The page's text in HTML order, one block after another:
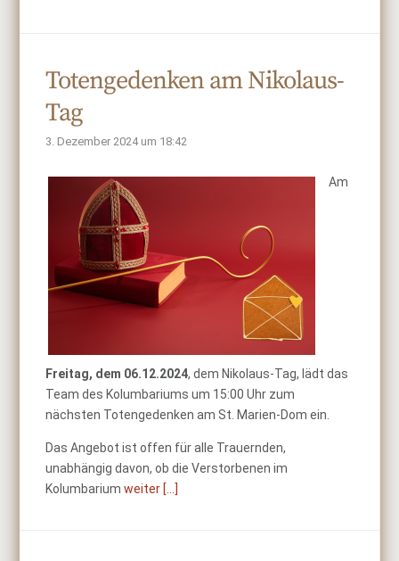
Totengedenken am Nikolaus-
Tag
3. Dezember 2024 um 18:42
Am
Freitag, dem 06.12.2024, dem Nikolaus-Tag, lädt das
Team des Kolumbariums um 15:00 Uhr zum
nächsten Totengedenken am St. Marien-Dom ein.
Das Angebot ist offen für alle Trauernden,
unabhängig davon, ob die Verstorbenen im
Kolumbariumweiter [...]